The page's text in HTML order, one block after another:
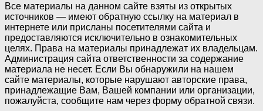
Все материалы на данном сайте взяты из открытых
источников — имеют обратную ссылку на материал в
интернете или присланы посетителями сайта и
предоставляются исключительно в ознакомительных
целях. Права на материалы принадлежат их владельцам.
Администрация сайта ответственности за содержание
материала не несет. Если Вы обнаружили на нашем
сайте материалы, которые нарушают авторские права,
принадлежащие Вам, Вашей компании или организации,
пожалуйста, сообщите нам через форму обратной связи.